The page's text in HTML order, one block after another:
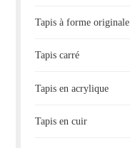
Tapis à forme originale
Tapis carré
Tapis en acrylique
Tapis en cuir